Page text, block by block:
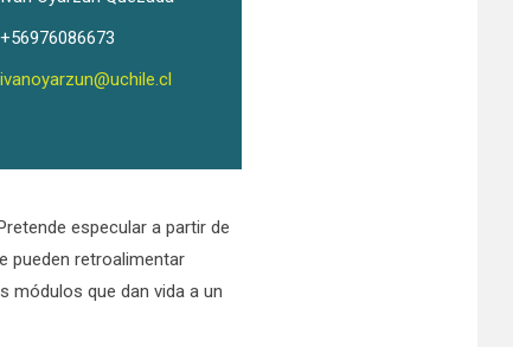
+56976086673
ivanoyarzun@uchile.cl
especular a partir de
pueden retroalimentar
módulos que dan vida a un